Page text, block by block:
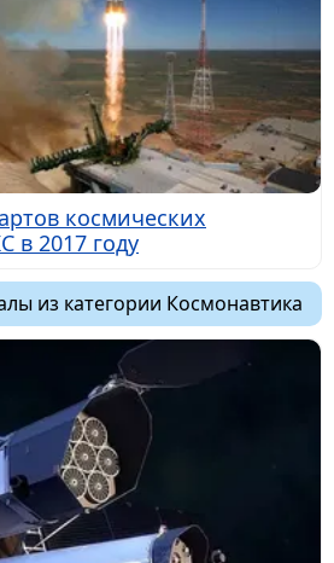
космических
в 2017 году
из категории Космонавтика